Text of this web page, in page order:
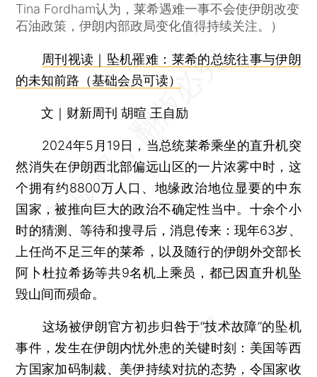
Tina Fordham认为，莱希遇难一事不会使伊朗改变
石油政策，伊朗内部政局变化值得持续关注。）
周刊视读｜坠机罹难：莱希的总统往事与伊朗
的未知前路（基础会员可读）
文｜财新周刊 胡暄 王自励
2024年5月19日，当总统莱希乘坐的直升机突
然消失在伊朗西北部偏远山区的一片浓雾中时，这
个拥有约8800万人口、地缘政治地位显要的中东
国家，被推向巨大的政治不确定性当中。十余个小
时的猜测、等待和搜寻后，消息传来：现年63岁、
上任尚不足三年的莱希，以及随行的伊朗外交部长
阿卜杜拉希扬等共9名机上乘员，都已因直升机坠
毁山间而殒命。
这场被伊朗官方初步归咎于“技术故障”的坠机
事件，发生在伊朗内忧外患的关键时刻：美国等西
方国家加码制裁、美伊持续对抗的态势，令国家收